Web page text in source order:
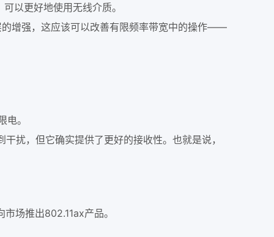
以更好地使用无线介质。
增强，这应该可以改善有限频率带宽中的操作——
。
，但它确实提供了更好的接收性。也就是说，
场推出802.11ax产品。